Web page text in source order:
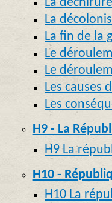
La déchirure
La
La fin de la
Le
Le
Les causes
Les
H9 - La
H9 La
H10 -
H10 La